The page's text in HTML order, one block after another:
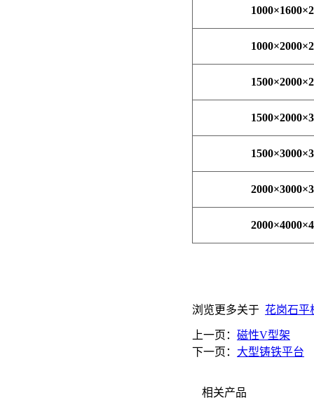
1000×1600×
1000×2000×
1500×2000×
1500×2000×
1500×3000×
2000×3000×
2000×4000×
浏览更多关于 花岗石平
上一页： 磁性V型架
下一页： 大型铸铁平台
相关产品